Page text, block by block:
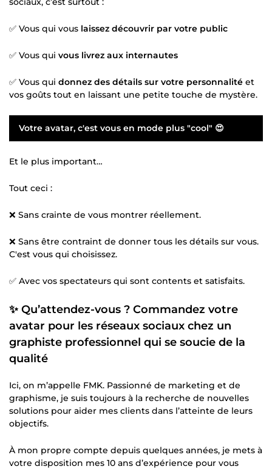
✅ Vous qui vous laissez découvrir par votre public
✅ Vous qui vous livrez aux internautes
✅ Vous qui donnez des détails sur votre personnalité et
vos goûts tout en laissant une petite touche de mystère.
Votre avatar, c'est vous en mode plus "cool" 😍
Et le plus important…
Tout ceci :
❌ Sans crainte de vous montrer réellement.
❌ Sans être contraint de donner tous les détails sur vous.
C'est vous qui choisissez.
✅ Avec vos spectateurs qui sont contents et satisfaits.
✨ Qu’attendez-vous ? Commandez votre
avatar pour les réseaux sociaux chez un
graphiste professionnel qui se soucie de la
qualité
Ici, on m’appelle FMK. Passionné de marketing et de
graphisme, je suis toujours à la recherche de nouvelles
solutions pour aider mes clients dans l’atteinte de leurs
objectifs.
À mon propre compte depuis quelques années, je mets à
votre disposition mes 10 ans d’expérience pour vous